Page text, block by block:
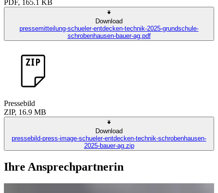
PDF, 165.1 KB
Download
pressemitteilung-schueler-entdecken-technik-2025-grundschule-
schrobenhausen-bauer-ag.pdf
Pressebild
ZIP, 16.9 MB
Download
pressebild-press-image-schueler-entdecken-technik-schrobenhausen-
2025-bauer-ag.zip
Ihre Ansprechpartnerin